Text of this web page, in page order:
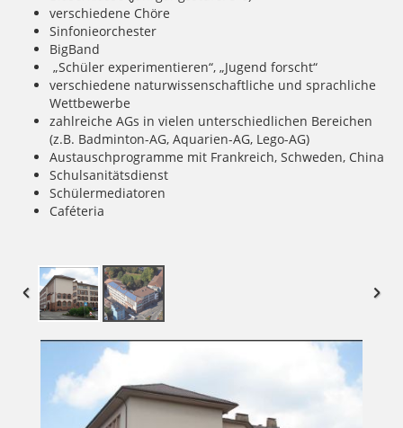
verschiedene Chöre
Sinfonieorchester
BigBand
„Schüler experimentieren“, „Jugend forscht“
verschiedene naturwissenschaftliche und sprachliche
Wettbewerbe
zahlreiche AGs in vielen unterschiedlichen Bereichen
(z.B. Badminton-AG, Aquarien-AG, Lego-AG)
Austauschprogramme mit Frankreich, Schweden, China
Schulsanitätsdienst
Schülermediatoren
Caféteria